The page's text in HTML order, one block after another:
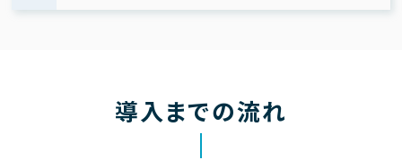
導入までの流れ